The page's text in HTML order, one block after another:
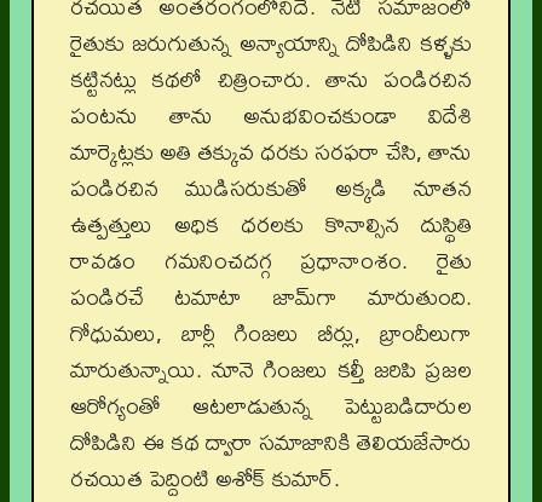
రైతుకు జరుగుతున్న అన్యాయాన్ని దోపిడిని కళ్ళకు
కట్టినట్లు కథలో చిత్రించారు. తాను పండిరచిన
పంటను తాను అనుభవించకుండా విదేశి
మార్కెట్లకు అతి తక్కువ ధరకు సరఫరా చేసి, తాను
పండిరచిన ముడిసరుకుతో అక్కడి నూతన
ఉత్పత్తులు అధిక ధరలకు కొనాల్సిన దుస్థితి
రావడం గమనించదగ్గ ప్రధానాంశం. రైతు
పండిరచే టమాటా జామ్‌గా మారుతుంది.
గోధుమలు, బార్లీ గింజలు బీర్లు, బ్రాందీలుగా
మారుతున్నాయి. నూనె గింజలు కల్తీ జరిపి ప్రజల
ఆరోగ్యంతో ఆటలాడుతున్న పెట్టుబడిదారుల
దోపిడిని ఈ కథ ద్వారా సమాజానికి తెలియజేసారు
రచయిత పెద్దింటి అశోక్‌ కుమార్‌.